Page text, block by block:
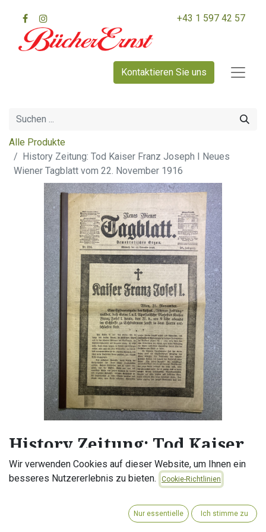
+43 1 597 42 57
Kontaktieren Sie uns
Alle Produkte
History Zeitung: Tod Kaiser Franz Joseph I Neues
Wiener Tagblatt vom 22. November 1916
History Zeitung: Tod Kaiser
Franz Joseph I Neues Wiener
Tagblatt vom 22. November
Franz Joseph I. (* 18. August 1830 im Schloss Schönbrunn;
Wir verwenden Cookies auf dieser Website, um Ihnen ein
besseres Nutzererlebnis zu bieten.
Cookie-Richtlinien
Nur essentielle Ich stimme zu